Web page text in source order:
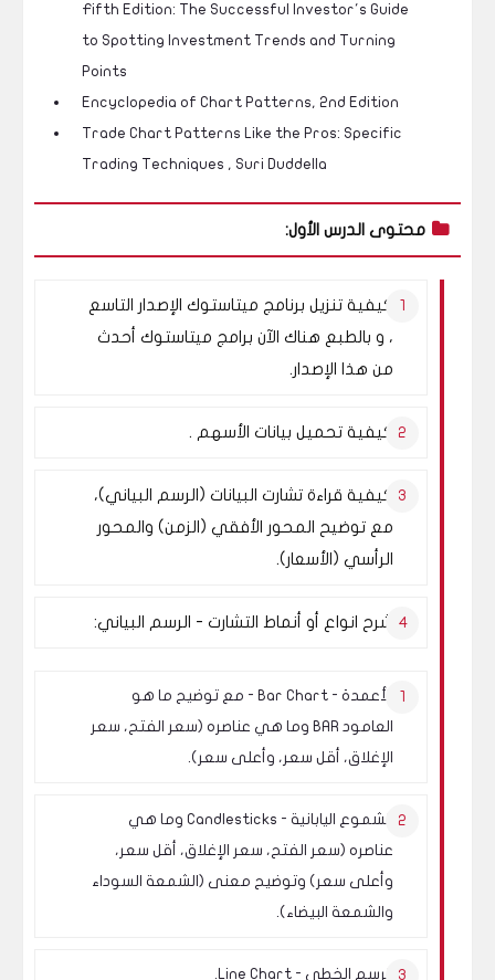
Fifth Edition: The Successful Investor's Guide
to Spotting Investment Trends and Turning
Points
Encyclopedia of Chart Patterns, 2nd Edition
Trade Chart Patterns Like the Pros: Specific
Trading Techniques , Suri Duddella
محتوى الدرس الأول:
كيفية تنزيل برنامج ميتاستوك الإصدار التاسع
، و بالطبع هناك الآن برامج ميتاستوك أحدث
من هذا الإصدار.
كيفية تحميل بيانات الأسهم .
كيفية قراءة تشارت البيانات (الرسم البياني)،
مع توضيح المحور الأفقي (الزمن) والمحور
الرأسي (الأسعار).
شرح انواع أو أنماط التشارت - الرسم البياني:
الأعمدة - Bar Chart - مع توضيح ما هو
العامود BAR وما هي عناصره (سعر الفتح، سعر
الإغلاق، أقل سعر، وأعلى سعر).
الشموع اليابانية - Candlesticks وما هي
عناصره (سعر الفتح، سعر الإغلاق، أقل سعر،
وأعلى سعر) وتوضيح معنى (الشمعة السوداء
والشمعة البيضاء).
الرسم الخطي - Line Chart.